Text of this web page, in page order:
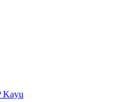
Kayu